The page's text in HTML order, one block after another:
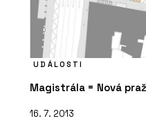
UDÁLOSTI
Magistrála = Nová
16. 7. 2013